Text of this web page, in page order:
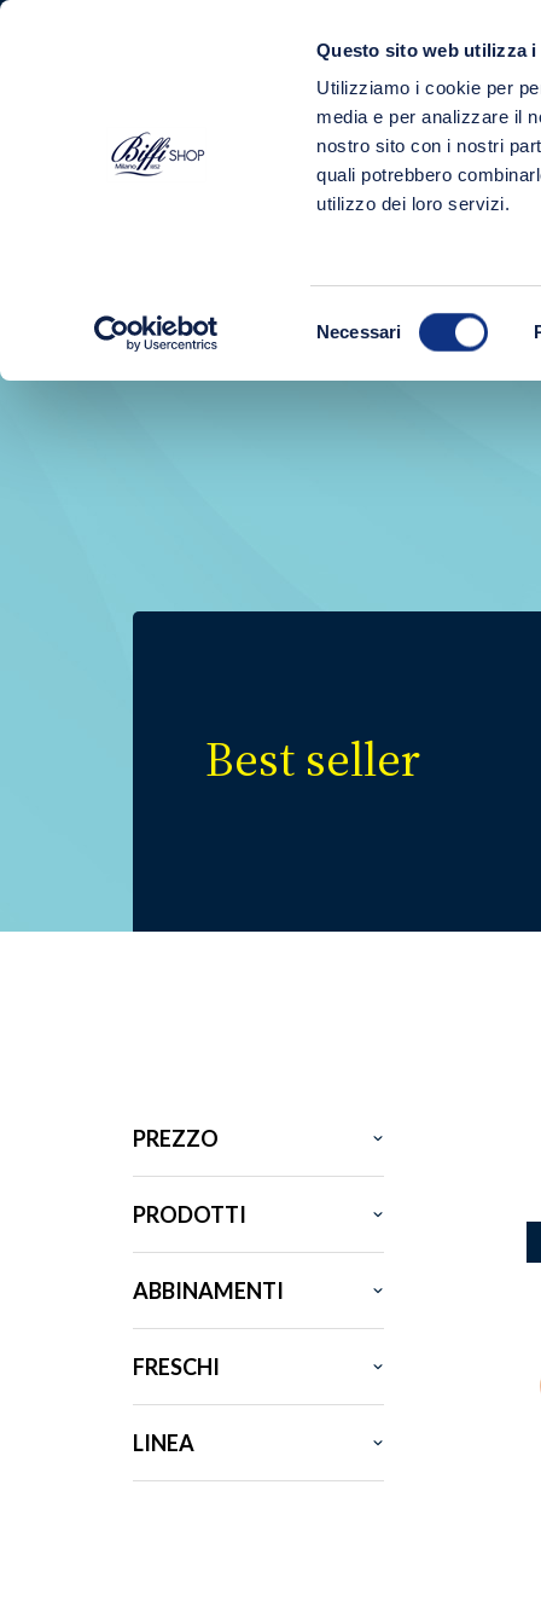
Questo sito web utilizza i
Utilizziamo i cookie per
media e per analizzare il
nostro sito con i nostri
quali potrebbero
utilizzo dei loro servizi.
Necessari
PRODOTTI
Home Best seller
Best seller
PREZZO
PRODOTTI
ABBINAMENTI
FRESCHI
LINEA